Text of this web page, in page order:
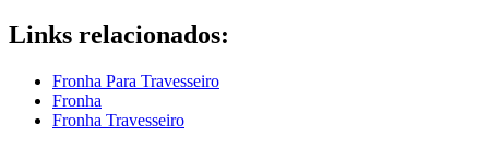
Links relacionados:
Fronha Para Travesseiro
Fronha
Fronha Travesseiro